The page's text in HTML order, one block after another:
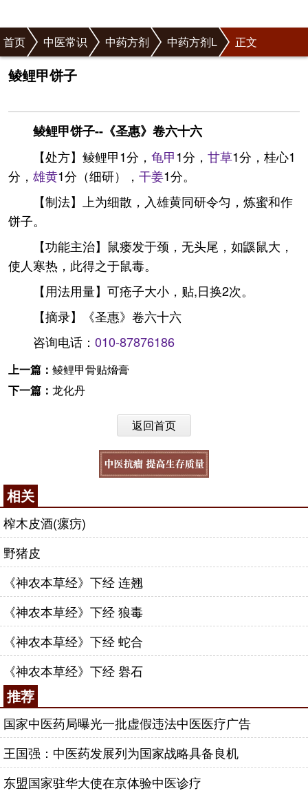
首页 中医常识 中药方剂 中药方剂L 正文
鲮鲤甲饼子
鲮鲤甲饼子--《圣惠》卷六十六
【处方】鲮鲤甲1分， 龟甲1分， 甘草1分，桂心1
分， 雄黄1分（细研）， 干姜1分。
【制法】上为细散，入雄黄同研令匀，炼蜜和作
饼子。
【功能主治】鼠瘘发于颈，无头尾，如鼷鼠大，
使人寒热，此得之于鼠毒。
【用法用量】可疮子大小，贴,日换2次。
【摘录】《圣惠》卷六十六
咨询电话： 010-87876186
上一篇： 鲮鲤甲骨贴熁膏
下一篇： 龙化丹
返回首页
相关
榨木皮酒(瘰疠)
野猪皮
《神农本草经》下经 连翘
《神农本草经》下经 狼毒
《神农本草经》下经 蛇合
《神农本草经》下经 礜石
推荐
国家中医药局曝光一批虚假违法中医医疗广告
王国强：中医药发展列为国家战略具备良机
东盟国家驻华大使在京体验中医诊疗